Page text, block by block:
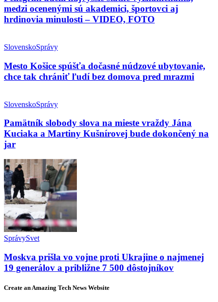
medzi ocenenými sú akademici, športovci aj
hrdinovia minulosti – VIDEO, FOTO
SlovenskoSprávy
Mesto Košice spúšťa dočasné núdzové ubytovanie,
chce tak chrániť ľudí bez domova pred mrazmi
SlovenskoSprávy
Pamätník slobody slova na mieste vraždy Jána
Kuciaka a Martiny Kušnírovej bude dokončený na
jar
SprávySvet
Moskva prišla vo vojne proti Ukrajine o najmenej
19 generálov a približne 7 500 dôstojníkov
Create an Amazing Tech News Website